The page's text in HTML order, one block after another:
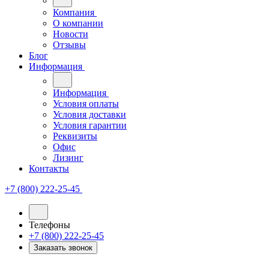
Компания
О компании
Новости
Отзывы
Блог
Информация
Информация
Условия оплаты
Условия доставки
Условия гарантии
Реквизиты
Офис
Лизинг
Контакты
+7 (800) 222-25-45
Телефоны
+7 (800) 222-25-45
Заказать звонок